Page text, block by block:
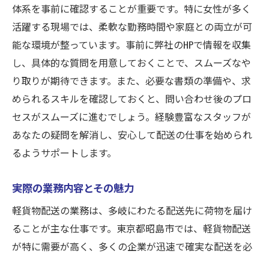
体系を事前に確認することが重要です。特に女性が多く
活躍する現場では、柔軟な勤務時間や家庭との両立が可
能な環境が整っています。事前に弊社のHPで情報を収集
し、具体的な質問を用意しておくことで、スムーズなや
り取りが期待できます。また、必要な書類の準備や、求
められるスキルを確認しておくと、問い合わせ後のプロ
セスがスムーズに進むでしょう。経験豊富なスタッフが
あなたの疑問を解消し、安心して配送の仕事を始められ
るようサポートします。
実際の業務内容とその魅力
軽貨物配送の業務は、多岐にわたる配送先に荷物を届け
ることが主な仕事です。東京都昭島市では、軽貨物配送
が特に需要が高く、多くの企業が迅速で確実な配送を必